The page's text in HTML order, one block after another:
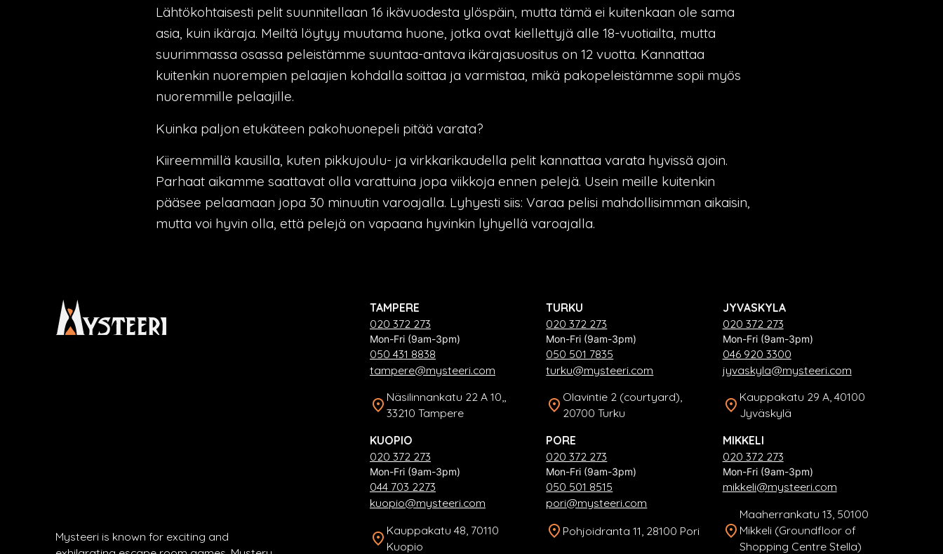
Lähtökohtaisesti pelit suunnitellaan 16 ikävuodesta ylöspäin, mutta tämä ei kuitenkaan ole sama
asia, kuin ikäraja. Meiltä löytyy muutama huone, jotka ovat kiellettyjä alle 18-vuotiailta, mutta
suurimmassa osassa peleistämme suuntaa-antava ikärajasuositus on 12 vuotta. Kannattaa
kuitenkin nuorempien pelaajien kohdalla soittaa ja varmistaa, mikä pakopeleistämme sopii myös
nuoremmille pelaajille.
Kuinka paljon etukäteen pakohuonepeli pitää varata?
Kiireemmillä kausilla, kuten pikkujoulu- ja virkkarikaudella pelit kannattaa varata hyvissä ajoin.
Parhaat aikamme saattavat olla varattuina jopa viikkoja ennen pelejä. Usein meille kuitenkin
pääsee pelaamaan jopa 30 minuutin varoajalla. Lyhyesti siis: Varaa pelisi mahdollisimman aikaisin,
mutta voi hyvin olla, että pelejä on vapaana hyvinkin lyhyellä varoajalla.
Mysteeri is known for exciting and
TAMPERE
020 372 273
Mon-Fri (9am-3pm)
050 431 8838
tampere@mysteeri.com
Näsilinnankatu 22 A 10,,
33210 Tampere
TURKU
020 372 273
Mon-Fri (9am-3pm)
050 501 7835
turku@mysteeri.com
Olavintie 2 (courtyard),
20700 Turku
JYVASKYLA
020 372 273
Mon-Fri (9am-3pm)
046 920 3300
jyvaskyla@mysteeri.com
Kauppakatu 29 A, 40100
Jyväskylä
KUOPIO
020 372 273
Mon-Fri (9am-3pm)
044 703 2273
kuopio@mysteeri.com
Kauppakatu 48, 70110
Kuopio
PORE
020 372 273
Mon-Fri (9am-3pm)
050 501 8515
pori@mysteeri.com
Pohjoidranta 11, 28100 Pori
MIKKELI
020 372 273
Mon-Fri (9am-3pm)
mikkeli@mysteeri.com
Maaherrankatu 13, 50100
Mikkeli (Groundfloor of
Shopping Centre Stella)